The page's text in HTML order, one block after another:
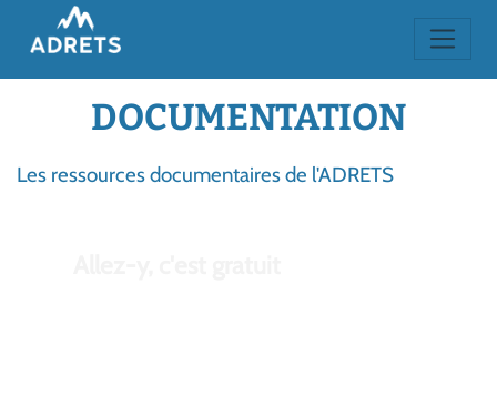
DOCUMENTATION
Les ressources documentaires de l'ADRETS